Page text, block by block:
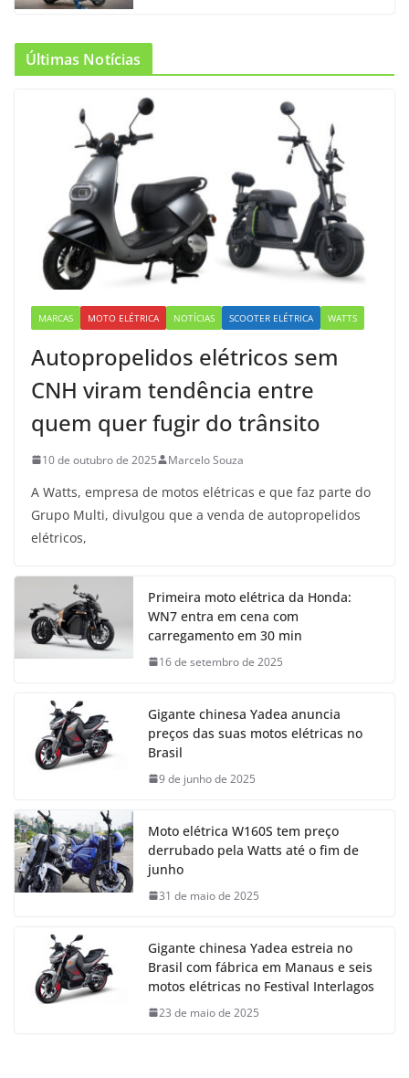
Últimas Notícias
MARCAS MOTO ELÉTRICA NOTÍCIAS SCOOTER ELÉTRICA WATTS
Autopropelidos elétricos sem
CNH viram tendência entre
quem quer fugir do trânsito
10 de outubro de 2025 Marcelo Souza
A Watts, empresa de motos elétricas e que faz parte do
Grupo Multi, divulgou que a venda de autopropelidos
elétricos,
Primeira moto elétrica da Honda:
WN7 entra em cena com
carregamento em 30 min
16 de setembro de 2025
Gigante chinesa Yadea anuncia
preços das suas motos elétricas no
Brasil
9 de junho de 2025
Moto elétrica W160S tem preço
derrubado pela Watts até o fim de
junho
31 de maio de 2025
Gigante chinesa Yadea estreia no
Brasil com fábrica em Manaus e seis
motos elétricas no Festival Interlagos
23 de maio de 2025